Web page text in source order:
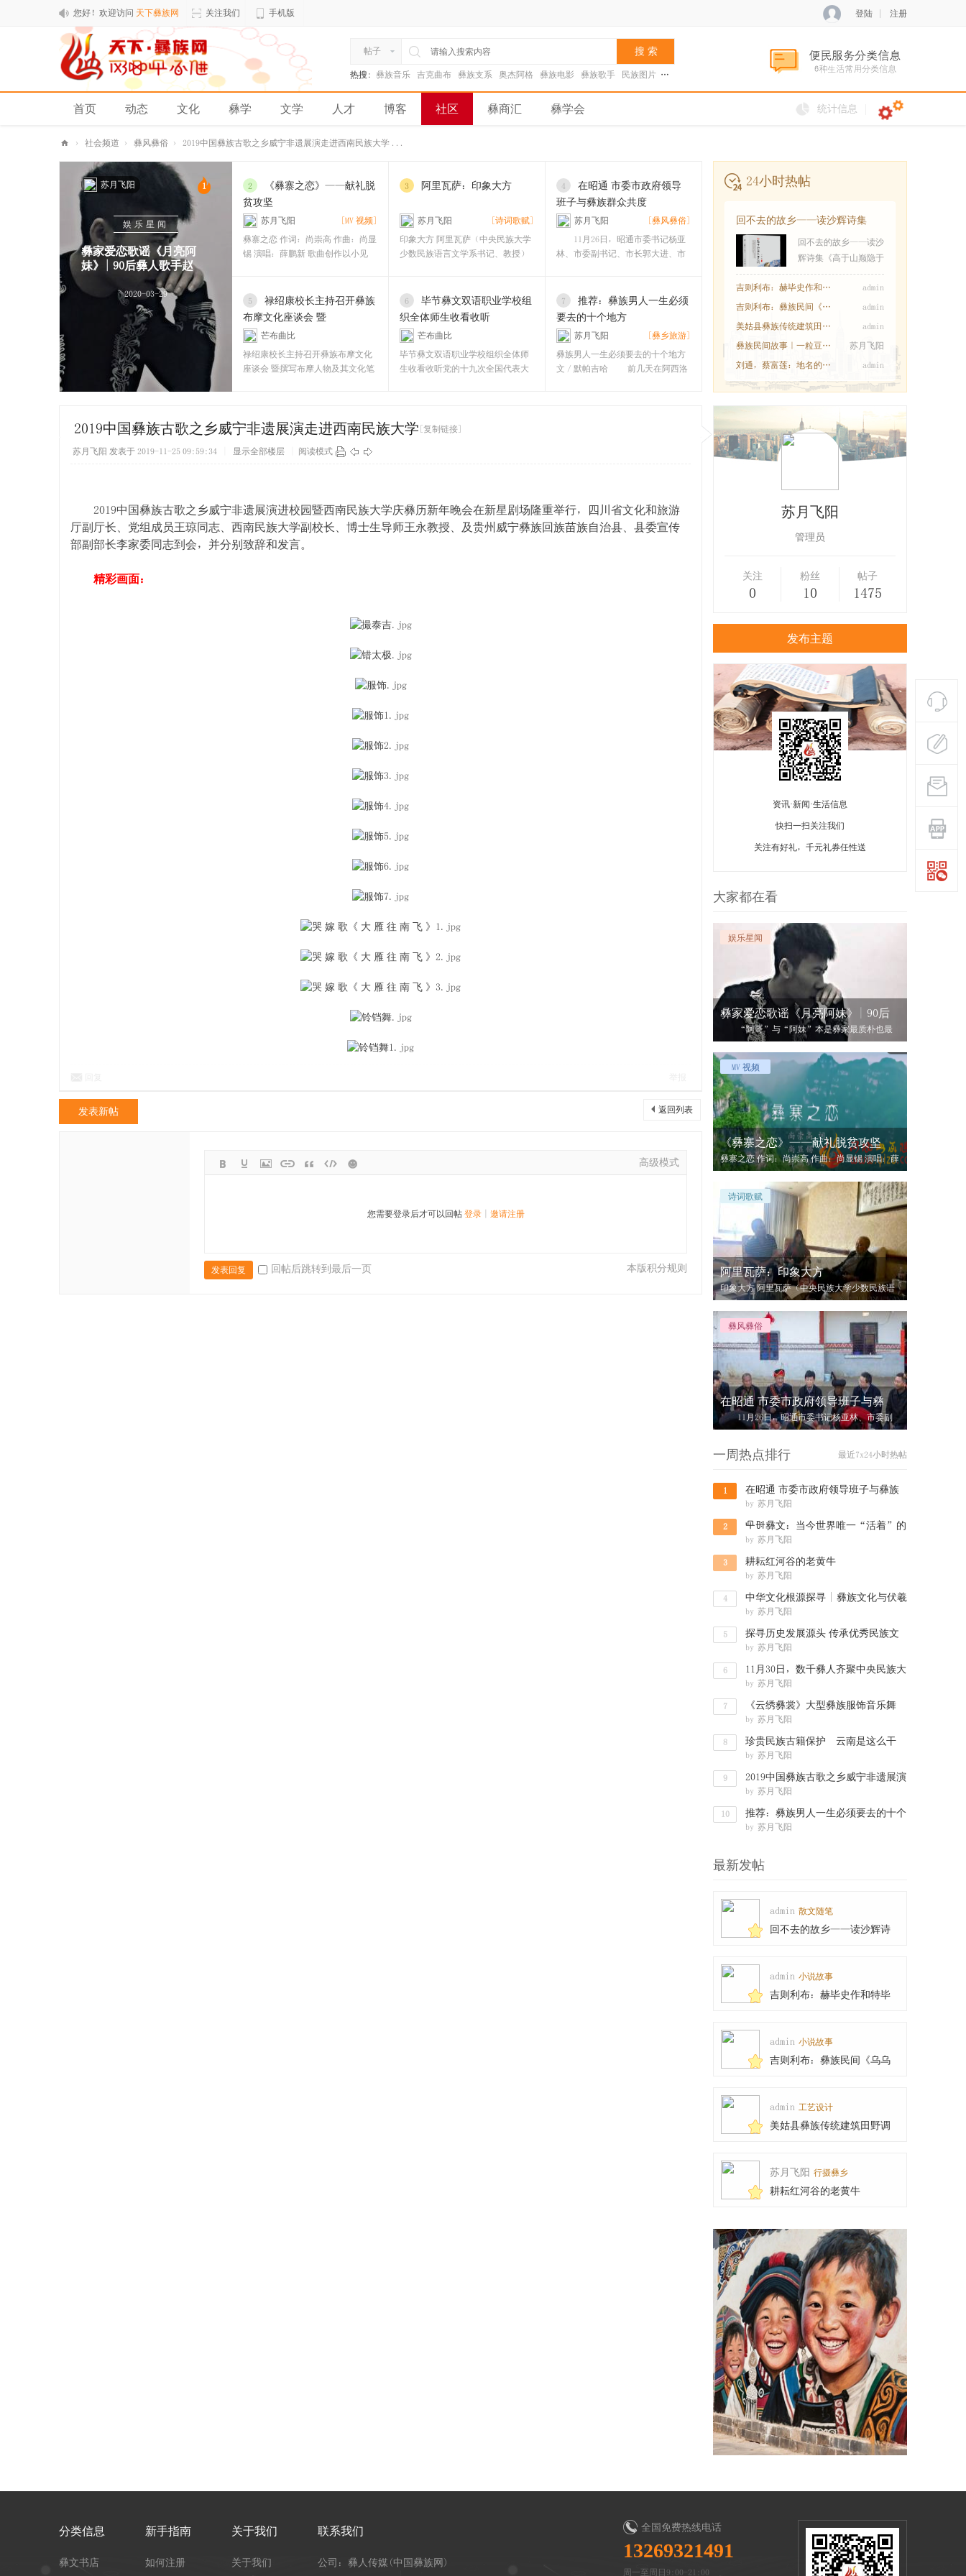
您好！欢迎访问 天下彝族网 关注我们 手机版 登陆 注册
帖子 搜 索
热搜: 彝族音乐 吉克曲布 彝族支系 奥杰阿格 彝族电影 彝族歌手 民族图片 张菊兰
首页 动态 文化 彝学 文学 人才 博客 社区 彝商汇 彝学会
排行榜
统计信息
天
› 社会频道 › 彝风彝俗 › 2019中国彝族古歌之乡威宁非遗展演走进西南民族大学 ...
苏月飞阳 1
娱乐星闻
彝家爱恋歌谣《月亮阿
妹》| 90后彝人歌手赵
2020-03-29
2
《彝寨之恋》——献礼脱
贫攻坚
苏月飞阳 [MV 视频]
彝寨之恋 作词：尚崇高 作曲：尚显
锡 演唱：薛鹏新 歌曲创作以小见
3 阿里瓦萨：印象大方
苏月飞阳 [诗词歌赋]
印象大方 阿里瓦萨（中央民族大学
少数民族语言文学系书记、教授）
4
在昭通 市委市政府领导
班子与彝族群众共度
苏月飞阳 [彝风彝俗]
11月26日，昭通市委书记杨亚
林、市委副书记、市长郭大进、市
5
禄绍康校长主持召开彝族
布摩文化座谈会 暨
芒布曲比
[彝文双语职业学校]
禄绍康校长主持召开彝族布摩文化
座谈会 暨撰写布摩人物及其文化笔
6
毕节彝文双语职业学校组
织全体师生收看收听
芒布曲比
[彝文双语职业学校]
毕节彝文双语职业学校组织全体师
生收看收听党的十九次全国代表大
7
推荐：彝族男人一生必须
要去的十个地方
苏月飞阳 [彝乡旅游]
彝族男人一生必须要去的十个地方
文／默帕吉哈 前几天在阿西洛
24小时热帖
回不去的故乡——读沙辉诗集
《高于山巅隐于
回不去的故乡——读沙
辉诗集《高于山巅隐于
吉则利布：赫毕史作和特毕乍木的传说 admin
吉则利布：彝族民间《乌乌与天王女儿兹俄妮 admin
美姑县彝族传统建筑田野调查工作圆满完成 admin
彝族民间故事｜一粒豆子换一个新娘 苏月飞阳
刘通，蔡富莲：地名的语义变迁与中华民族共 admin
2019中国彝族古歌之乡威宁非遗展演走进西南民族大学 [复制链接]
苏月飞阳 发表于 2019-11-25 09:59:34 显示全部楼层 阅读模式
2019中国彝族古歌之乡威宁非遗展演进校园暨西南民族大学庆彝历新年晚会在新星剧场隆重举行，四川省文化和旅游
厅副厅长、党组成员王琼同志、西南民族大学副校长、博士生导师王永教授、及贵州威宁彝族回族苗族自治县、县委宣传
部副部长李家委同志到会，并分别致辞和发言。
精彩画面：
返回列表
发表新帖
高级模式
您需要登录后才可以回帖 登录| 邀请注册
本版积分规则
发表回复 回帖后跳转到最后一页
苏月飞阳
管理员
关注
0
粉丝
10
帖子
1475
发布主题
资讯·新闻·生活信息
快扫一扫关注我们
关注有好礼，千元礼券任性送
大家都在看
娱乐星闻
彝家爱恋歌谣《月亮阿妹》| 90后
“阿哥”与“阿妹”本是彝家最质朴也最
亲切的称呼，彝家男女的羞涩与爱恋都融于
MV 视频
《彝寨之恋》——献礼脱贫攻坚
彝寨之恋 作词：尚崇高 作曲：尚显锡 演唱：薛
鹏新 歌曲创作以小见
诗词歌赋
阿里瓦萨：印象大方
印象大方 阿里瓦萨（中央民族大学少数民族语
言文学系书记、教授） 站在慕俄
彝风彝俗
在昭通 市委市政府领导班子与彝
11月26日，昭通市委书记杨亚林、市委副
书记、市长郭大进、市委副书记王忠、市
一周热点排行 最近7x24小时热帖
1
在昭通 市委市政府领导班子与彝族
群众共度
by 苏月飞阳
2
녪뉄彝文：当今世界唯一“活着”的
六大古文
by 苏月飞阳
3 耕耘红河谷的老黄牛
by 苏月飞阳
4
中华文化根源探寻 | 彝族文化与伏羲
文化渊
by 苏月飞阳
5
探寻历史发展源头 传承优秀民族文
化——彝
by 苏月飞阳
6
11月30日，数千彝人齐聚中央民族大
学，要搞
by 苏月飞阳
7
《云绣彝裳》大型彝族服饰音乐舞
剧“舞动”
by 苏月飞阳
8
珍贵民族古籍保护 云南是这么干
的：数字化
by 苏月飞阳
9
2019中国彝族古歌之乡威宁非遗展演
走进西南
by 苏月飞阳
10
推荐：彝族男人一生必须要去的十个
地方
by 苏月飞阳
最新发帖
admin 散文随笔
回不去的故乡——读沙辉诗
admin 小说故事
吉则利布：赫毕史作和特毕
admin 小说故事
吉则利布：彝族民间《乌乌
admin 工艺设计
美姑县彝族传统建筑田野调
苏月飞阳 行摄彝乡
耕耘红河谷的老黄牛
分类信息
彝文书店
新手指南
如何注册
关于我们
关于我们
联系我们
公司：彝人传媒(中国彝族网)
全国免费热线电话
13269321491
周一至周日9:00-21:00